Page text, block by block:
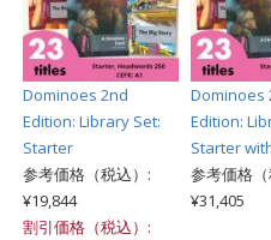
Dominoes 2nd
Edition: Library Set:
Starter
参考価格（税込）:
¥19,844
割引価格（税込）:
Dominoes
Edition:
Starter
参考価格
¥31,405